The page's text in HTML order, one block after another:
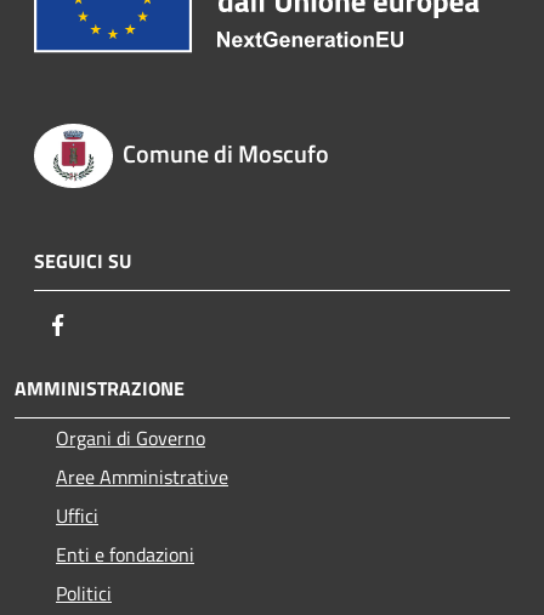
Comune di Moscufo
SEGUICI SU
AMMINISTRAZIONE
Organi di Governo
Aree Amministrative
Uffici
Enti e fondazioni
Politici